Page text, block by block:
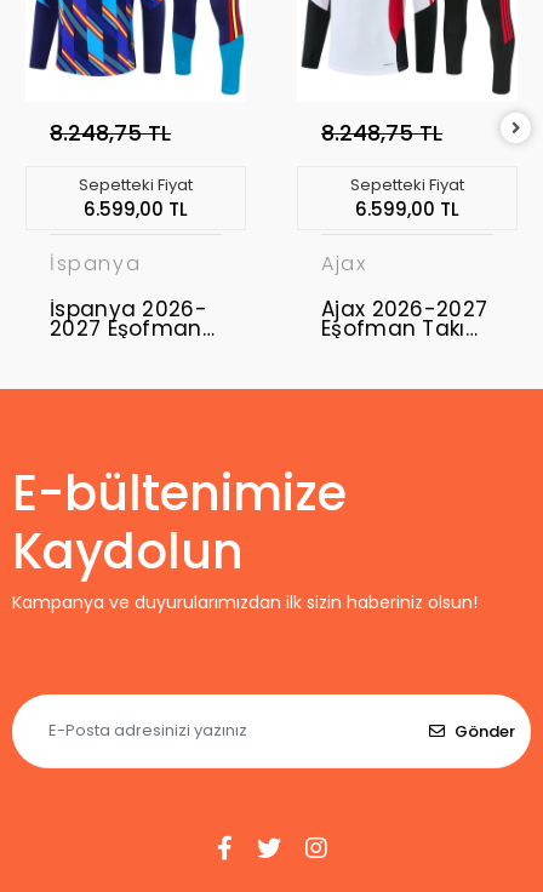
8.248,75 TL
Sepetteki Fiyat
6.599,00 TL
İspanya
İspanya 2026-
2027 Eşofman
Takımı ESP-01
8.248,75 TL
Sepetteki Fiyat
6.599,00 TL
Ajax
Ajax 2026-2027
Eşofman Takımı
AJX-02
E-bültenimize
Kaydolun
Kampanya ve duyurularımızdan ilk sizin haberiniz olsun!
Gönder